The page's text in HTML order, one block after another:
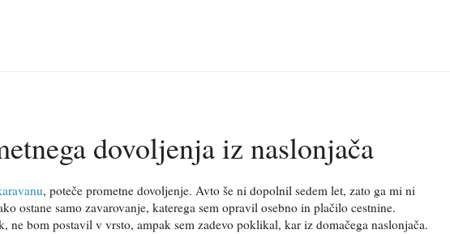
dovoljenja iz naslonjača
, poteče prometne dovoljenje. Avto še ni dopolnil sedem let, zato ga mi ni
ostane samo zavarovanje, katerega sem opravil osebno in plačilo cestnine.
ne bom postavil v vrsto, ampak sem zadevo poklikal, kar iz domačega naslonjača.